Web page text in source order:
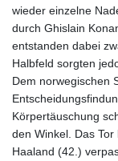
wieder einzelne
durch Ghislain
entstanden dabei
Halbfeld sorgten
Dem norwegischen
Körpertäuschung
den Winkel. Das
Haaland (42.)